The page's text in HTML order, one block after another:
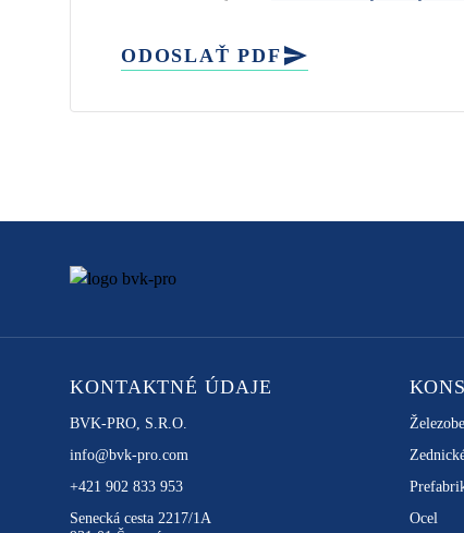
ODOSLAŤ PDF
KONTAKTNÉ ÚDAJE
BVK-PRO, S.R.O.
info@bvk-pro.com
+421 902 833 953
Senecká cesta 2217/1A
Ocel